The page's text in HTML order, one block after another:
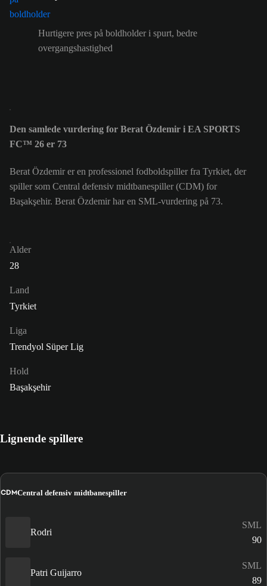
Hurtigere pres på boldholder i spurt, bedre
overgangshastighed
Den samlede vurdering for Berat Özdemir i EA SPORTS
FC™ 26 er 73
Berat Özdemir er en professionel fodboldspiller fra Tyrkiet, der
spiller som Central defensiv midtbanespiller (CDM) for
Başakşehir. Berat Özdemir har en SML-vurdering på 73.
Alder
28
Land
Tyrkiet
Liga
Trendyol Süper Lig
Hold
Başakşehir
Lignende spillere
CDMCentral defensiv midtbanespiller
Rodri
SML
90
Patri Guijarro
SML
89